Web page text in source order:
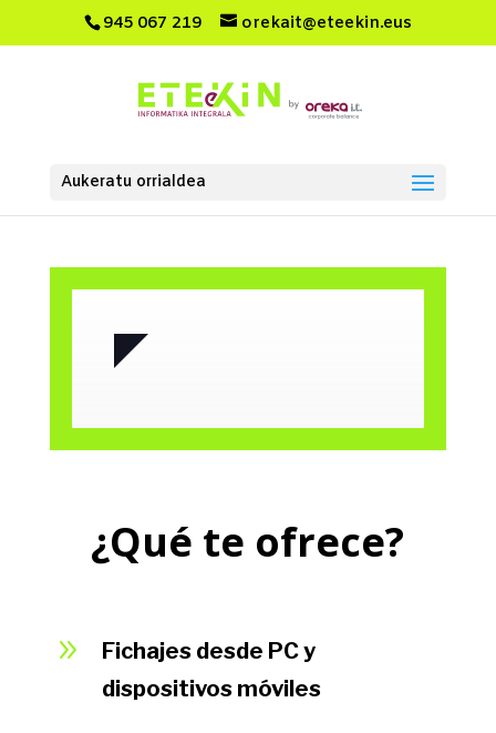
945 067 219 orekait@eteekin.eus
Aukeratu orrialdea
¿Qué te ofrece?
9
Fichajes desde PC y
dispositivos móviles